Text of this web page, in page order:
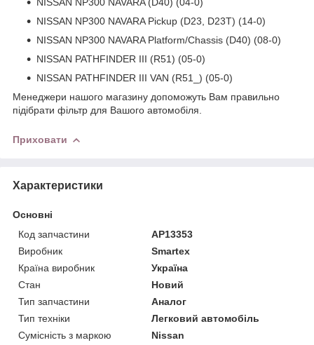
NISSAN NP300 NAVARA Pickup (D23, D23T) (14-0)
NISSAN NP300 NAVARA Platform/Chassis (D40) (08-0)
NISSAN PATHFINDER III (R51) (05-0)
NISSAN PATHFINDER III VAN (R51_) (05-0)
Менеджери нашого магазину допоможуть Вам правильно
підібрати фільтр для Вашого автомобіля.
Приховати
Характеристики
Основні
Код запчастини
AP13353
Виробник
Smartex
Країна виробник
Україна
Стан
Новий
Тип запчастини
Аналог
Тип техніки
Легковий автомобіль
Сумісність з маркою
Nissan